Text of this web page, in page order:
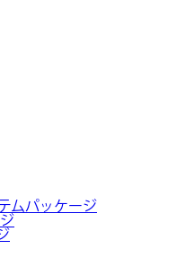
ムパッケージ